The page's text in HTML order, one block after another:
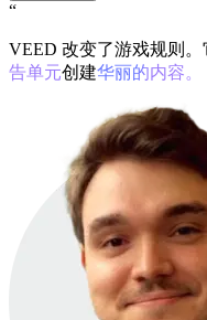
“
VEED 改变了游戏规则
告单元创建华丽的内容。